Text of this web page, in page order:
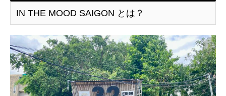
IN THE MOOD SAIGON とは？